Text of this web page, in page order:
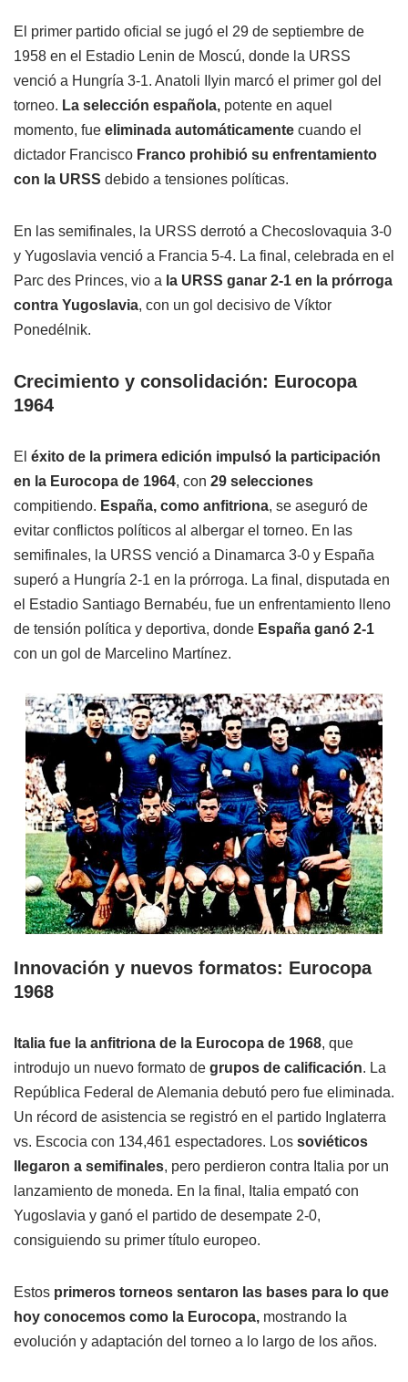
El primer partido oficial se jugó el 29 de septiembre de
1958 en el Estadio Lenin de Moscú, donde la URSS
venció a Hungría 3-1. Anatoli Ilyin marcó el primer gol del
torneo. La selección española, potente en aquel
momento, fue eliminada automáticamente cuando el
dictador Francisco Franco prohibió su enfrentamiento
con la URSS debido a tensiones políticas.
En las semifinales, la URSS derrotó a Checoslovaquia 3-0
y Yugoslavia venció a Francia 5-4. La final, celebrada en el
Parc des Princes, vio a la URSS ganar 2-1 en la prórroga
contra Yugoslavia, con un gol decisivo de Víktor
Ponedélnik.
Crecimiento y consolidación: Eurocopa
1964
El éxito de la primera edición impulsó la participación
en la Eurocopa de 1964, con 29 selecciones
compitiendo. España, como anfitriona, se aseguró de
evitar conflictos políticos al albergar el torneo. En las
semifinales, la URSS venció a Dinamarca 3-0 y España
superó a Hungría 2-1 en la prórroga. La final, disputada en
el Estadio Santiago Bernabéu, fue un enfrentamiento lleno
de tensión política y deportiva, donde España ganó 2-1
con un gol de Marcelino Martínez.
Innovación y nuevos formatos: Eurocopa
1968
Italia fue la anfitriona de la Eurocopa de 1968, que
introdujo un nuevo formato de grupos de calificación. La
República Federal de Alemania debutó pero fue eliminada.
Un récord de asistencia se registró en el partido Inglaterra
vs. Escocia con 134,461 espectadores. Los soviéticos
llegaron a semifinales, pero perdieron contra Italia por un
lanzamiento de moneda. En la final, Italia empató con
Yugoslavia y ganó el partido de desempate 2-0,
consiguiendo su primer título europeo.
Estos primeros torneos sentaron las bases para lo que
hoy conocemos como la Eurocopa, mostrando la
evolución y adaptación del torneo a lo largo de los años.